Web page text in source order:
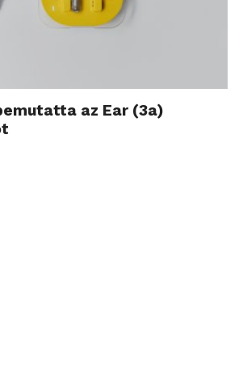
az Ear (3a)